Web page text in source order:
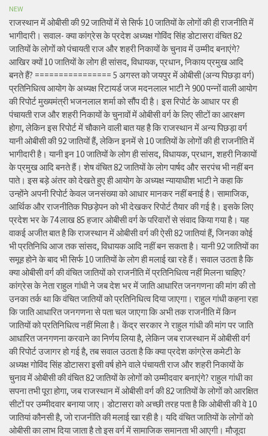
NEW
राजस्थान में ओबीसी की 92 जातियों में से सिर्फ 10 जातियों के लोगों की ही राजनीति में
भागीदारी। सवाल- क्या कांग्रेस के प्रदेश अध्यक्ष गोविंद सिंह डोटासरा वंचित 82
जातियों के लोगों को पंचायती राज और शहरी निकायों के चुनाव में उम्मीद बनाएंगे?
आखिर क्यों 10 जातियों के लोग ही सांसद, विधायक, प्रधान, निकाय प्रमुख आदि
बनते हैं? ================ 5 अगस्त को जयपुर में ओबीसी (अन्य पिछड़ा वर्ग)
प्रतिनिधित्व आयोग के अध्यक्ष रिटायर्ड जज मदनलाल भाटी ने 900 पन्नों वाली आयोग
की रिपोर्ट मुख्यमंत्री भजनलाल शर्मा को सौंप दी है। इस रिपोर्ट के आधार पर ही
पंचायती राज और शहरी निकायों के चुनावों में ओबीसी वर्ग के लिए सीटों का आरक्षण
होगा, लेकिन इस रिपोर्ट में चौकाने वाली बात यह है कि राजस्थान में अन्य पिछड़ा वर्ग
यानी ओबीसी की 92 जातियों हैं, लेकिन इनमें से 10 जातियों के लोगों की ही राजनीति में
भागीदारी है। यानी इन 10 जातियों के लोग ही सांसद, विधायक, प्रधान, शहरी निकायों
के प्रमुख आदि बनते हैं। शेष वंचित 82 जातियों के लोग पार्षद और सरपंच भी नहीं बन
पाते। इस बड़े अंतर को देखते हुए ही आयोग के अध्यक्ष न्यायाधीश भाटी ने कहा कि
उन्होंने अपनी रिपोर्ट केवल जनसंख्या को आधार मानकर नहीं बनाई है। सामाजिक,
आर्थिक और राजनीतिक पिछड़ेपन को भी देखकर रिपोर्ट तैयार की गई है। इसके लिए
प्रदेश भर के 74 लाख 85 हजार ओबीसी वर्ग के परिवारों से संवाद किया गया है। यह
वाकई अजीत बात है कि राजस्थान में ओबीसी वर्ग की ऐसी 82 जातियां हैं, जिनका कोई
भी प्रतिनिधि आज तक सांसद, विधायक आदि नहीं बन सकता है। यानी 92 जातियों का
समूह होने के बाद भी सिर्फ 10 जातियों के लोग ही मलाई खा रहे हैं। सवाल उठता है कि
क्या ओबीसी वर्ग की वंचित जातियों को राजनीति में प्रतिनिधित्व नहीं मिलना चाहिए?
कांग्रेस के नेता राहुल गांधी ने जब देश भर में जाति आधारित जनगणना की मांग की तो
उनका तर्क था कि वंचित जातियों को प्रतिनिधित्व दिया जाएगा। राहुल गांधी कहना रहा
कि जाति आधारित जनगणना से पता चल जाएगा कि अभी तक राजनीति में किन
जातियों को प्रतिनिधित्व नहीं मिला है। केंद्र सरकार ने राहुल गांधी की मांग पर जाति
आधारित जनगणना करवाने का निर्णय लिया है, लेकिन जब राजस्थान में ओबीसी वर्ग
की रिपोर्ट उजागर हो गई है, तब सवाल उठता है कि क्या प्रदेश कांग्रेस कमेटी के
अध्यक्ष गोविंद सिंह डोटासरा इसी वर्ष होने वाले पंचायती राज और शहरी निकायों के
चुनाव में ओबीसी की वंचित 82 जातियों के लोगों को उम्मीदवार बनाएंगे? राहुल गांधी का
सपना तभी पूरा होगा, जब राजस्थान में ओबीसी वर्ग की 82 जातियों के लोगों को आरक्षित
सीटों पर उम्मीदवार बनाया जाए। डोटासरा को अच्छी तरह पता है कि ओबीसी की वे 10
जातियां कौनसी है, जो राजनीति की मलाई खा रही है। यदि वंचित जातियों के लोगों को
ओबीसी का लाभ दिया जाता है तो इस वर्ग में सामाजिक समानता भी आएगी। मौजूदा